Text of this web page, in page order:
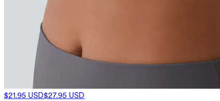
$21.95 USD$27.95 USD